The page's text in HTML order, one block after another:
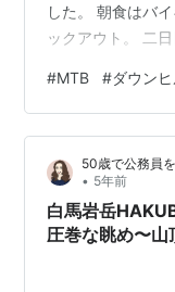
した。 朝食はバ
ックアウト。 二
#MTB #ダウン
50歳で公務員
• 5年前
白馬岩岳
圧巻な眺め〜山